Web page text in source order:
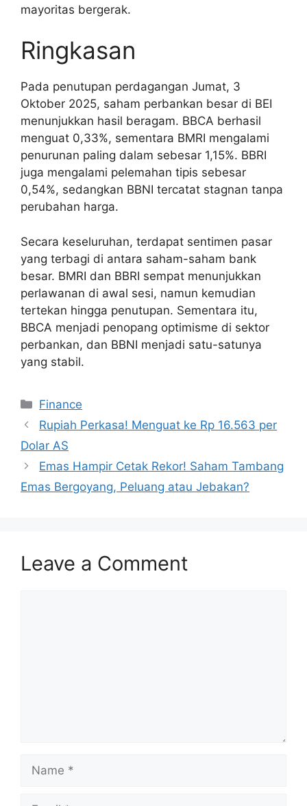
mayoritas bergerak.
Ringkasan
Pada penutupan perdagangan Jumat, 3
Oktober 2025, saham perbankan besar di BEI
menunjukkan hasil beragam. BBCA berhasil
menguat 0,33%, sementara BMRI mengalami
penurunan paling dalam sebesar 1,15%. BBRI
juga mengalami pelemahan tipis sebesar
0,54%, sedangkan BBNI tercatat stagnan tanpa
perubahan harga.
Secara keseluruhan, terdapat sentimen pasar
yang terbagi di antara saham-saham bank
besar. BMRI dan BBRI sempat menunjukkan
perlawanan di awal sesi, namun kemudian
tertekan hingga penutupan. Sementara itu,
BBCA menjadi penopang optimisme di sektor
perbankan, dan BBNI menjadi satu-satunya
yang stabil.
Categories
Finance
Rupiah Perkasa! Menguat ke Rp 16.563 per
Dolar AS
Emas Hampir Cetak Rekor! Saham Tambang
Emas Bergoyang, Peluang atau Jebakan?
Leave a Comment